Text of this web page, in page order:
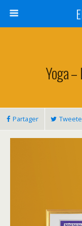
Yoga
Partager